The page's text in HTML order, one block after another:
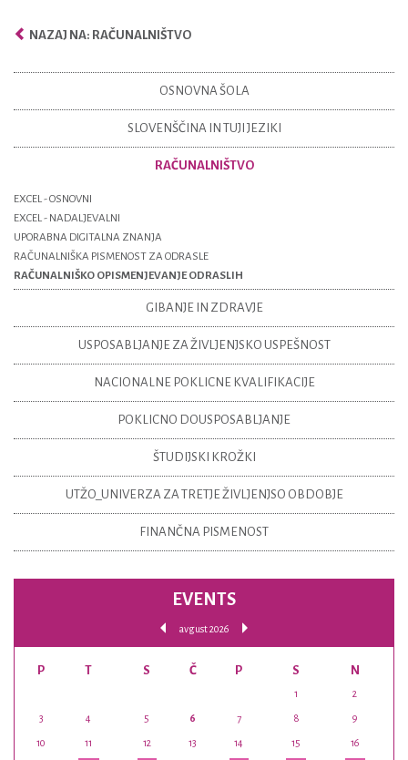
NAZAJ NA: RAČUNALNIŠTVO
OSNOVNA ŠOLA
SLOVENŠČINA IN TUJI JEZIKI
RAČUNALNIŠTVO
EXCEL - OSNOVNI
EXCEL - NADALJEVALNI
UPORABNA DIGITALNA ZNANJA
RAČUNALNIŠKA PISMENOST ZA ODRASLE
RAČUNALNIŠKO OPISMENJEVANJE ODRASLIH
GIBANJE IN ZDRAVJE
USPOSABLJANJE ZA ŽIVLJENJSKO USPEŠNOST
NACIONALNE POKLICNE KVALIFIKACIJE
POKLICNO DOUSPOSABLJANJE
ŠTUDIJSKI KROŽKI
UTŽO_UNIVERZA ZA TRETJE ŽIVLJENJSO OBDOBJE
FINANČNA PISMENOST
EVENTS
avgust 2026
P T S Č P S N
1 2
3 4 5 6 7 8 9
10 11 12 13 14 15 16